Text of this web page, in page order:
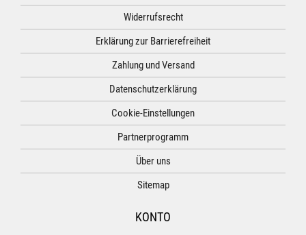
Widerrufsrecht
Erklärung zur Barrierefreiheit
Zahlung und Versand
Datenschutzerklärung
Cookie-Einstellungen
Partnerprogramm
Über uns
Sitemap
KONTO